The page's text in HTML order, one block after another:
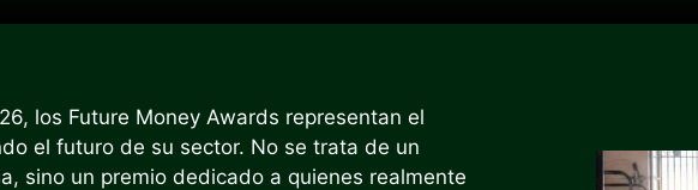
los Future Money Awards representan el
el futuro de su sector. No se trata de un
sino un premio dedicado a quienes realmente